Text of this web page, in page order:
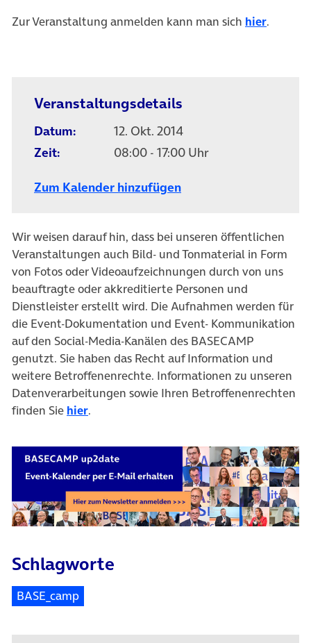
Zur Veranstaltung anmelden kann man sich hier(öffnet
.
Veranstaltungsdetails
Datum:
12. Okt. 2014
Zeit:
08:00 - 17:00 Uhr
Zum Kalender hinzufügen
Wir weisen darauf hin, dass bei unseren öffentlichen
Veranstaltungen auch Bild- und Tonmaterial in Form
von Fotos oder Videoaufzeichnungen durch von uns
beauftragte oder akkreditierte Personen und
Dienstleister erstellt wird. Die Aufnahmen werden für
die Event-Dokumentation und Event- Kommunikation
auf den Social-Media-Kanälen des BASECAMP
genutzt. Sie haben das Recht auf Information und
weitere Betroffenenrechte. Informationen zu unseren
Datenverarbeitungen sowie Ihren Betroffenenrechten
finden Sie hier.
Schlagworte
BASE_camp